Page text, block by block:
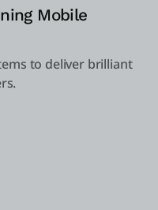
Mobile
to deliver brilliant